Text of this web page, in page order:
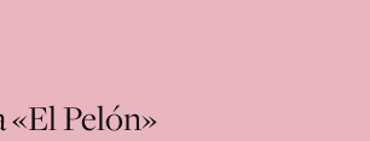
«El Pelón»